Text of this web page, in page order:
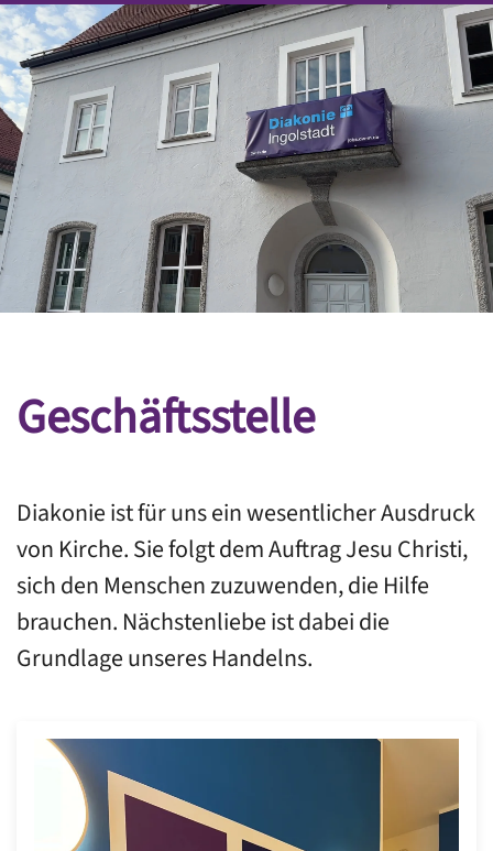
Geschäftsstelle
Diakonie ist für uns ein wesentlicher Ausdruck
von Kirche. Sie folgt dem Auftrag Jesu Christi,
sich den Menschen zuzuwenden, die Hilfe
brauchen. Nächstenliebe ist dabei die
Grundlage unseres Handelns.